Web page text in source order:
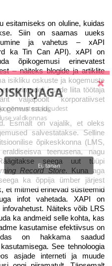
esitamiseks on oluline, kuidas
Siin on saamas uueks
ja vahetus – xAPI
ka Tin Can API). xAPI on
õpikogemusi erinevatest
– näiteks blogide ja artiklite
isikliku oskuste ja kogemuste
juurde liita töötaja
väljapoolt "korporatiivset
saadi.
Esmalt on vajalik, et oleks
salvestatakse. Selline
õpikeskkonna (LMS,
teenusena, nagu
seega uut tüüpi
Record Store. Kuna aga
ka õppija ümber järjest
et mitmed erinevad süsteemid
infot vahetada. XAPI on
Näiteks võib LRS
ka andmeid selle kohta, kas
kasutamise efektiivsus on
on hakkama saadud
See tehnoloogia
asjade interneti ja muude
põnevatest lugudest
valdkonnas
Ei, tänan